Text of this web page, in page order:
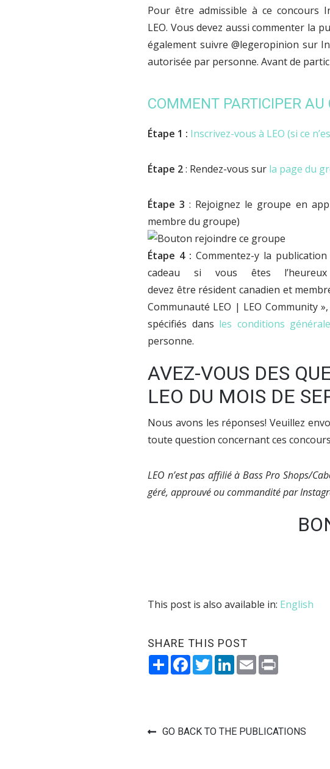
Pour être admissible à ce concours
LEO. Vous devez aussi commenter la
également suivre @legeropinion sur
autorisée par personne. Avant de
COMMENT PARTICIPER AU
Étape 1 : Inscrivez-vous à LEO (si ce
Étape 2: Rendez-vous sur la page du
Étape 3: Rejoignez le groupe en
membre du groupe)
Étape 4 : Commentez-y la
cadeau si vous êtes
devez être résident canadien et
Communauté LEO | LEO Community
spécifiés dans les conditions
personne.
AVEZ-VOUS DES
LEO DU MOIS DE
Nous avons les réponses! Veuillez
toute question concernant ces
LEO n’est pas affilié à Bass Pro Shops/
géré, approuvé ou commandité par
This post is also available in: English
SHARE THIS POST
ShareFacebook
TwitterLinkedIn
Email
GO BACK TO THE PUBLICATIONS